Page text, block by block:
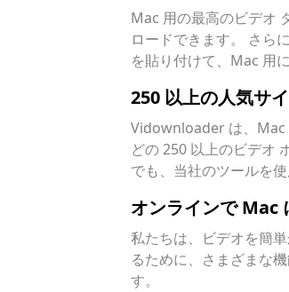
Mac 用の最高のビデオ
ロードできます。 さら
を貼り付けて、Mac 用
250 以上の人気サ
Vidownloader は、Mac
どの 250 以上のビデオ
でも、当社のツールを
オンラインで Mac
私たちは、ビデオを簡
るために、さまざまな
す。